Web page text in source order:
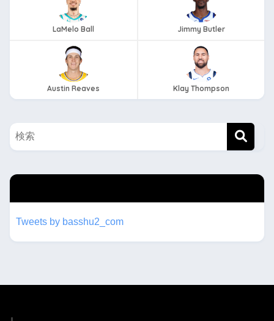
LaMelo Ball Jimmy Butler
Austin Reaves Klay Thompson
Tweets by basshu2_com